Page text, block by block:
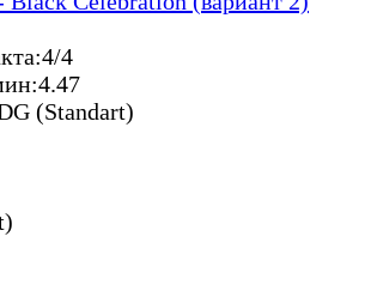
4/4
4.47
(Standart)